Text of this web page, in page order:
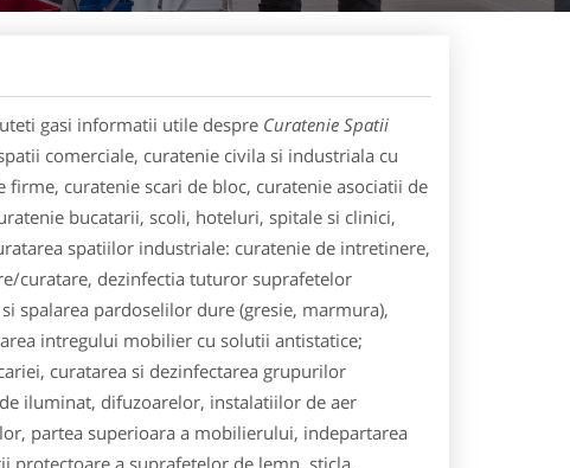
gasi informatii utile despre Curatenie Spatii
comerciale, curatenie civila si industriala cu
curatenie scari de bloc, curatenie asociatii de
bucatarii, scoli, hoteluri, spitale si clinici,
spatiilor industriale: curatenie de intretinere,
curatare, dezinfectia tuturor suprafetelor
spalarea pardoselilor dure (gresie, marmura),
intregului mobilier cu solutii antistatice;
curatarea si dezinfectarea grupurilor
iluminat, difuzoarelor, instalatiilor de aer
partea superioara a mobilierului, indepartarea
protectoare a suprafetelor de lemn, sticla,